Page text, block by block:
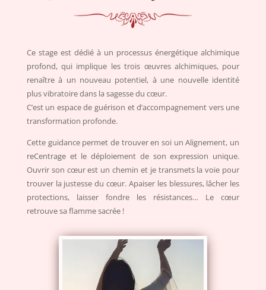
Ce stage est dédié à un processus énergétique alchimique
profond, qui implique les trois œuvres alchimiques, pour
renaître à un nouveau potentiel, à une nouvelle identité
plus vibratoire dans la sagesse du cœur.
C’est un espace de guérison et d’accompagnement vers une
transformation profonde.
Cette guidance permet de trouver en soi un Alignement, un
reCentrage et le déploiement de son expression unique.
Ouvrir son cœur est un chemin et je transmets la voie pour
trouver la justesse du cœur. Apaiser les blessures, lâcher les
protections, laisser fondre les résistances… Le cœur
retrouve sa flamme sacrée !